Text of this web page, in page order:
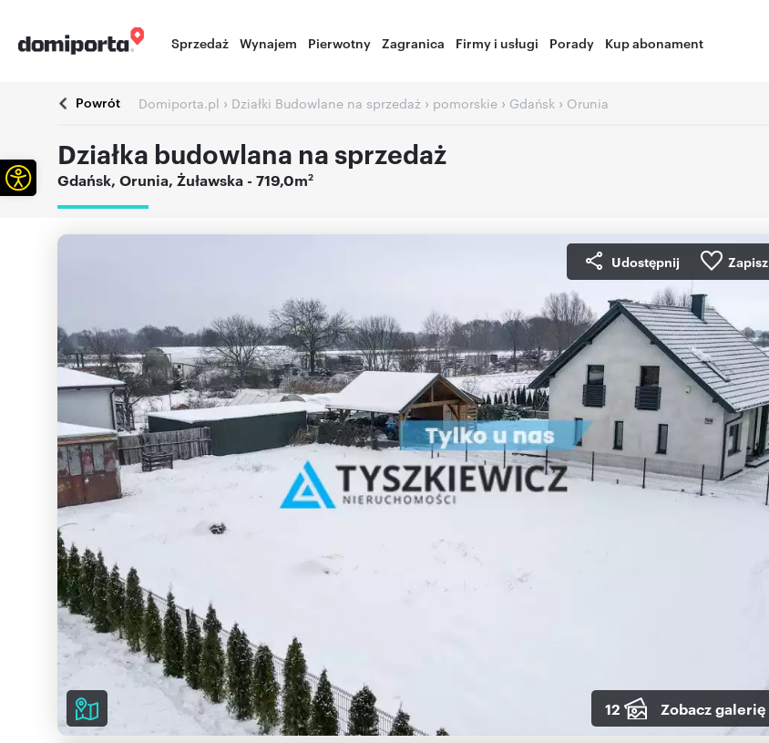
Sprzedaż Wynajem Pierwotny Zagranica Firmy i usługi Porady Kup abonament
Powrót Domiporta.pl › Działki Budowlane na sprzedaż › pomorskie › Gdańsk › Orunia
Działka budowlana na sprzedaż
Gdańsk, Orunia, Żuławska - 719,0m2
Udostępnij Zapisz
12 Zobacz galerię
Otwórz pasek narzędzi